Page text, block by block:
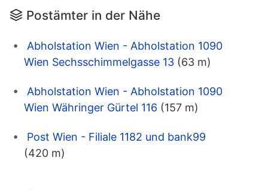
Postämter in der Nähe
Abholstation Wien - Abholstation 1090
Wien Sechsschimmelgasse 13 (63 m)
Abholstation Wien - Abholstation 1090
Wien Währinger Gürtel 116 (157 m)
Post Wien - Filiale 1182 und bank99
(420 m)